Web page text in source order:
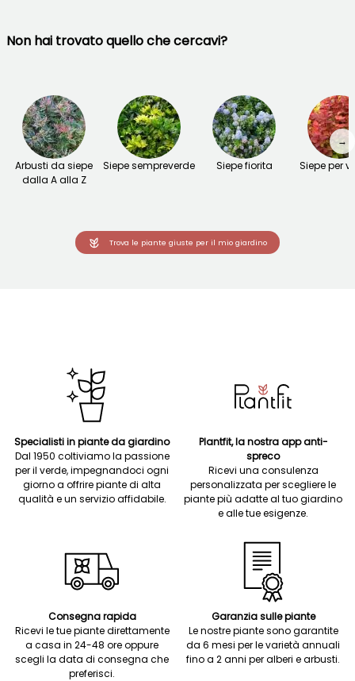
Non hai trovato quello che cercavi?
Arbusti da siepe
dalla A alla Z
Siepe sempreverde Siepe fiorita Siepe per
→
Trova le piante giuste per il mio giardino
Specialisti in piante da giardino
Dal 1950 coltiviamo la passione
per il verde, impegnandoci ogni
giorno a offrire piante di alta
qualità e un servizio affidabile.
Plantfit, la nostra app anti-
spreco
Ricevi una consulenza
personalizzata per scegliere le
piante più adatte al tuo giardino
e alle tue esigenze.
Consegna rapida
Ricevi le tue piante direttamente
a casa in 24-48 ore oppure
scegli la data di consegna che
preferisci.
Garanzia sulle piante
Le nostre piante sono garantite
da 6 mesi per le varietà annuali
fino a 2 anni per alberi e arbusti.